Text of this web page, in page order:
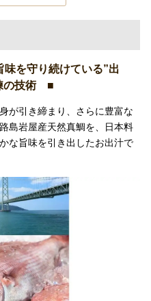
を守り続けている”出
の技術 ■
が引き締まり、さらに豊富な
島岩屋産天然真鯛を、日本料
な旨味を引き出したお出汁で